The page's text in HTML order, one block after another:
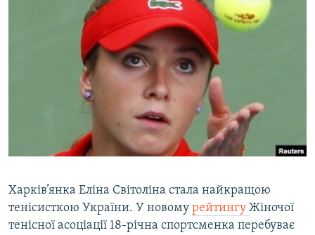
СПЕЦПРОЕКТИ
СВІДЧЕННЯ ОКУПАЦІЇ
ІНФОГРАФІКА
ЯК ОБІЙТИ БЛОКУВАННЯ
Qırımtatar
ДОЛУЧАЙСЯ!
Харків’янка Еліна Світоліна стала найкращою
тенісисткою України. У новому рейтингу Жіночої
тенісної асоціації 18-річна спортсменка перебуває